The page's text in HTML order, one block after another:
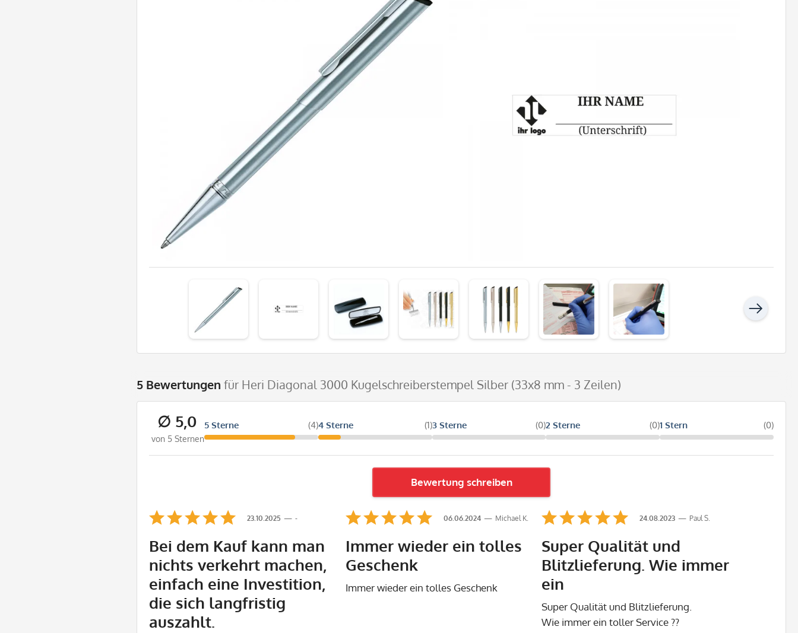
5 Bewertungen für Heri Diagonal 3000 Kugelschreiberstempel Silber (33x8 mm - 3 Zeilen)
∅ 5,0
von 5 Sternen
5 Sterne (4)4 Sterne (1)3 Sterne (0)2 Sterne (0)1 Stern (0)
Bewertung schreiben
-
23.10.2025
Bei dem Kauf kann man
nichts verkehrt machen,
einfach eine Investition,
die sich langfristig
auszahlt.
Michael K.
06.06.2024
Immer wieder ein tolles
Geschenk
Immer wieder ein tolles Geschenk
Paul S.
24.08.2023
Super Qualität und
Blitzlieferung. Wie immer
ein
Super Qualität und Blitzlieferung.
Wie immer ein toller Service ??